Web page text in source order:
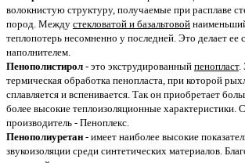
волокнистую структуру, получаемые при расплаве
пород. Между стекловатой и базальтовой
теплопотерь несомненно у последней. Это делает
наполнителем.
Пенополистирол - это экструдированный пенопласт.
термическая обработка пенопласта, при которой
сплавляется и вспенивается. Так он приобретает
более высокие теплоизоляционные
производитель - Пеноплекс.
Пенополиуретан - имеет наиболее высокие
звукоизоляции среди синтетических материалов.